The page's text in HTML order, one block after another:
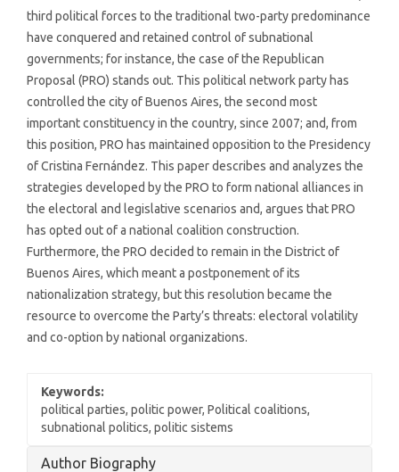
third political forces to the traditional two-party predominance
have conquered and retained control of subnational
governments; for instance, the case of the Republican
Proposal (PRO) stands out. This political network party has
controlled the city of Buenos Aires, the second most
important constituency in the country, since 2007; and, from
this position, PRO has maintained opposition to the Presidency
of Cristina Fernández. This paper describes and analyzes the
strategies developed by the PRO to form national alliances in
the electoral and legislative scenarios and, argues that PRO
has opted out of a national coalition construction.
Furthermore, the PRO decided to remain in the District of
Buenos Aires, which meant a postponement of its
nationalization strategy, but this resolution became the
resource to overcome the Party’s threats: electoral volatility
and co-option by national organizations.
Keywords:
political parties, politic power, Political coalitions,
subnational politics, politic sistems
Article
Author Biography